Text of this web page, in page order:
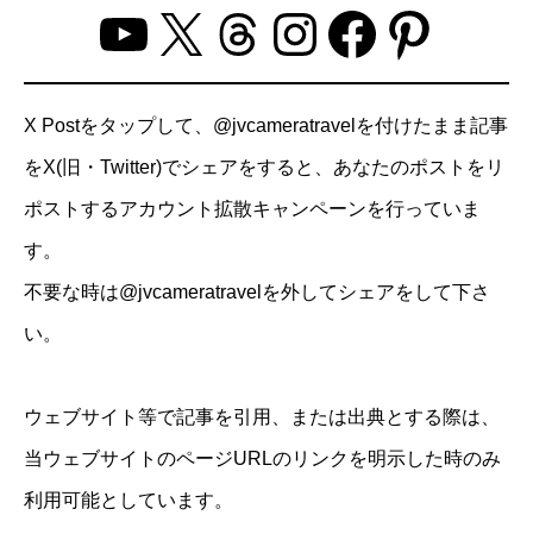
YouTube
X Threads
Instagram
X Postをタップして、@jvcameratravelを付けたまま記事
をX(旧・Twitter)でシェアをすると、あなたのポストをリ
ポストするアカウント拡散キャンペーンを行っていま
す。
不要な時は@jvcameratravelを外してシェアをして下さ
い。
ウェブサイト等で記事を引用、または出典とする際は、
当ウェブサイトのページURLのリンクを明示した時のみ
利用可能としています。